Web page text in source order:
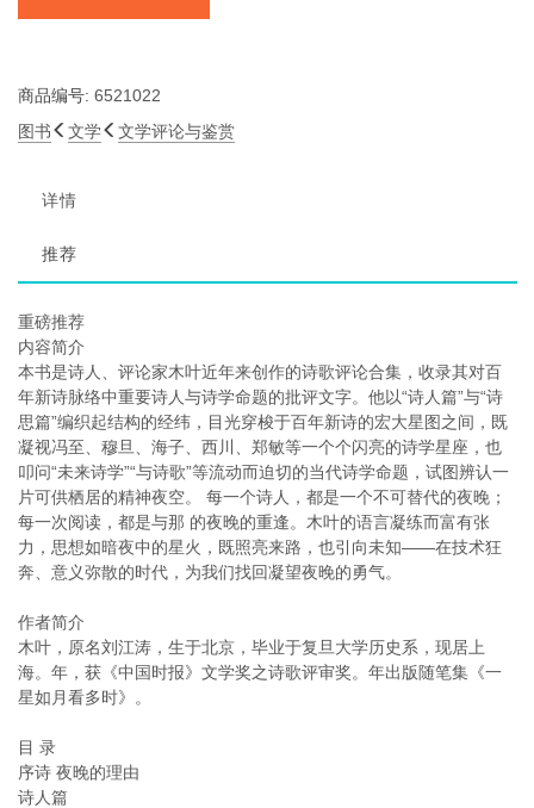
商品编号: 6521022
图书
文学 文学评论与鉴赏
详情
推荐
重磅推荐
内容简介
本书是诗人、评论家木叶近年来创作的诗歌评论合集，收录其对百
年新诗脉络中重要诗人与诗学命题的批评文字。他以“诗人篇”与“诗
思篇”编织起结构的经纬，目光穿梭于百年新诗的宏大星图之间，既
凝视冯至、穆旦、海子、西川、郑敏等一个个闪亮的诗学星座，也
叩问“未来诗学”“与诗歌”等流动而迫切的当代诗学命题，试图辨认一
片可供栖居的精神夜空。 每一个诗人，都是一个不可替代的夜晚；
每一次阅读，都是与那 的夜晚的重逢。木叶的语言凝练而富有张
力，思想如暗夜中的星火，既照亮来路，也引向未知——在技术狂
奔、意义弥散的时代，为我们找回凝望夜晚的勇气。
作者简介
木叶，原名刘江涛，生于北京，毕业于复旦大学历史系，现居上
海。年，获《中国时报》文学奖之诗歌评审奖。年出版随笔集《一
星如月看多时》。
目 录
序诗 夜晚的理由
诗人篇